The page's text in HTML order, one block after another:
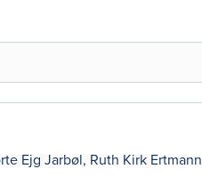
Ejg Jarbøl, Ruth Kirk Ertmann